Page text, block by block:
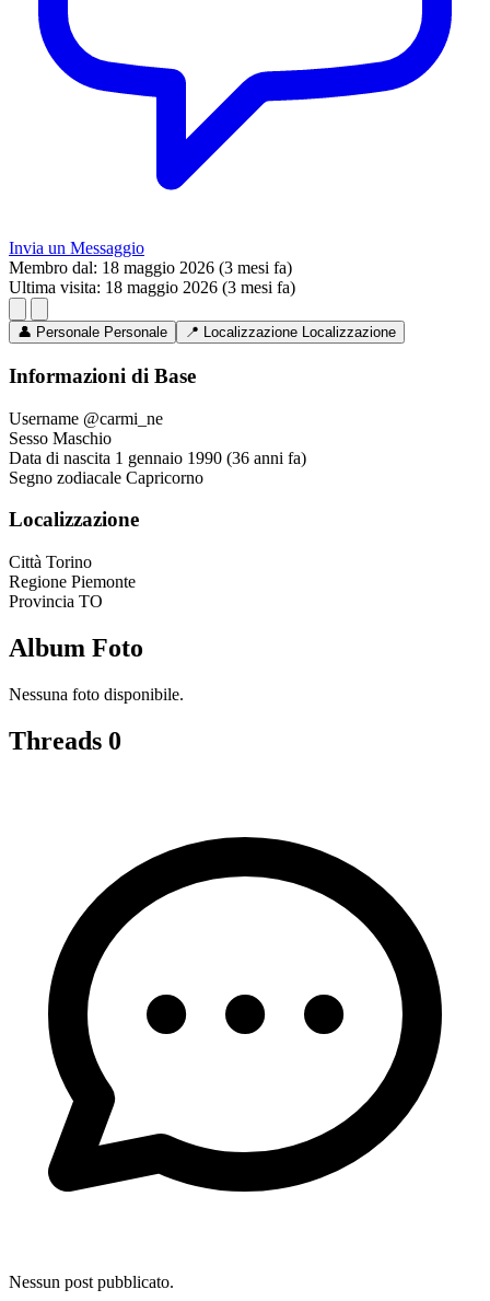
Invia un Messaggio
Membro dal: 18 maggio 2026 (3 mesi fa)
Ultima visita: 18 maggio 2026 (3 mesi fa)
👤 Personale Personale 📍 Localizzazione Localizzazione
Informazioni di Base
Username @carmi_ne
Sesso Maschio
Data di nascita 1 gennaio 1990 (36 anni fa)
Segno zodiacale Capricorno
Localizzazione
Città Torino
Regione Piemonte
Provincia TO
Album Foto
Nessuna foto disponibile.
Threads 0
Nessun post pubblicato.